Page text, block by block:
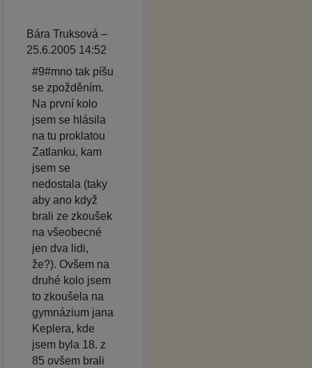
Bára Truksová –
25.6.2005 14:52
#9#mno tak píšu
se zpožděním.
Na první kolo
jsem se hlásila
na tu proklatou
Zatlanku, kam
jsem se
nedostala (taky
aby ano když
brali ze zkoušek
na všeobecné
jen dva lidi,
že?). Ovšem na
druhé kolo jsem
to zkoušela na
gymnázium jana
Keplera, kde
jsem byla 18. z
85 ovšem brali